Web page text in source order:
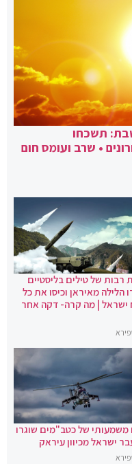
תשכחו
• שרב ועומס חום
רבות של טילים בליסטיים
הלילה מאיראן וכיסו את כל
ישראל | מה קרה- דקה אחר
של כטב"מים שוגרו
ישראל מכיוון עיראק